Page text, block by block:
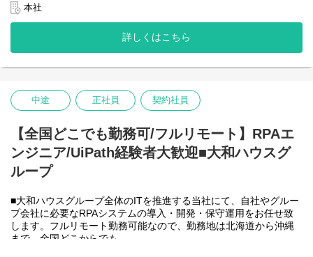
児、介護などとの両立も可能です。社員が仕事をしやすい環境を
務としチームの拡大を図っています。
なお、フルリモート勤務可能なので、勤務地は北海道から沖縄ま
で、日本全国どこからでも働いていただけます。
入社日以外の出社は年１～４回程度なので、入社後の勤務地は国
また、働く時間に制限もなく、月160時間の勤務で、午前５時～２
を途中で中断したり、働く時間を調整できるので、家事、育児、
介護などとの両立も可能です。社員が仕事をしやすい環境を整え
フレックスです。
●AIチーム(４名)●
業務内容
・Microsoft Copilot を利用したエージェント運用・管理
・生成AIを用いたAIエージェントの設計・開発・改善
・Azureを利用したAIエージェント基盤の構築・連携
・AIエージェントの運用支援
入社後は研修の後、チーム開発をベースにOJTを行いながら実案
本社
詳しくはこちら
中途 正社員 契約社員
【全国どこでも勤務可/フルリモート】RPAエ
ンジニア/UiPath経験者大歓迎■大和ハウスグ
ループ
■大和ハウスグループ全体のITを推進する当社にて、自社やグルー
プ会社に必要なRPAシステムの導入・開発・保守運用をお任せ致
します。フルリモート勤務可能なので、勤務地は北海道から沖縄
まで、全国どこからでも